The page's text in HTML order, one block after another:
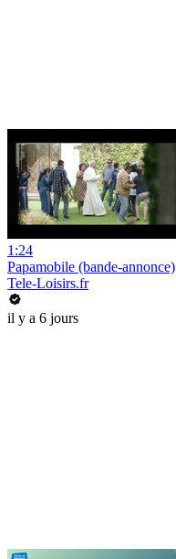
1:24
Papamobile (bande-annonce)
Tele-Loisirs.fr
il y a 6 jours